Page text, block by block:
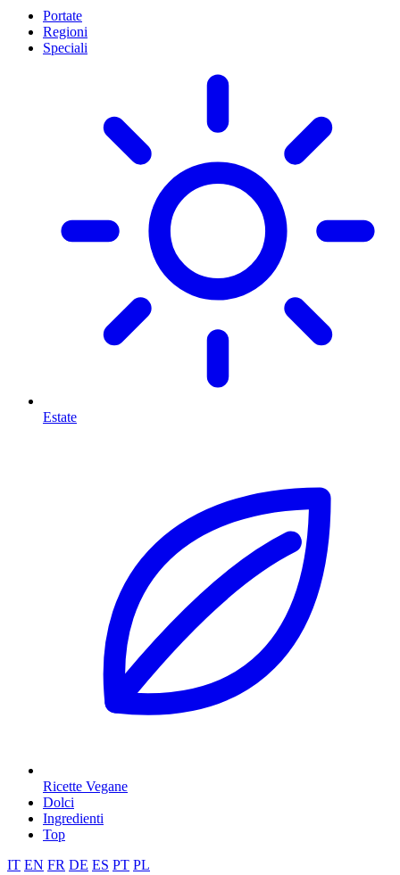
Portate
Regioni
Speciali
Estate
Ricette Vegane
Dolci
Ingredienti
Top
IT EN FR DE ES PT PL